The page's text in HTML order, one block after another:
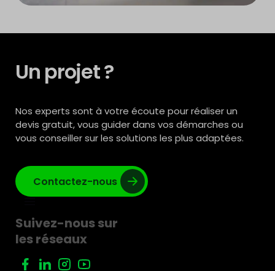
Un projet ?
Nos experts sont à votre écoute pour réaliser un
devis gratuit, vous guider dans vos démarches ou
vous conseiller sur les solutions les plus adaptées.
Contactez-nous
Suivez-nous sur
les réseaux